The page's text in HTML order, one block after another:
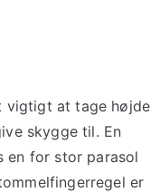
vigtigt at tage højde
skygge til. En
en for stor parasol
er